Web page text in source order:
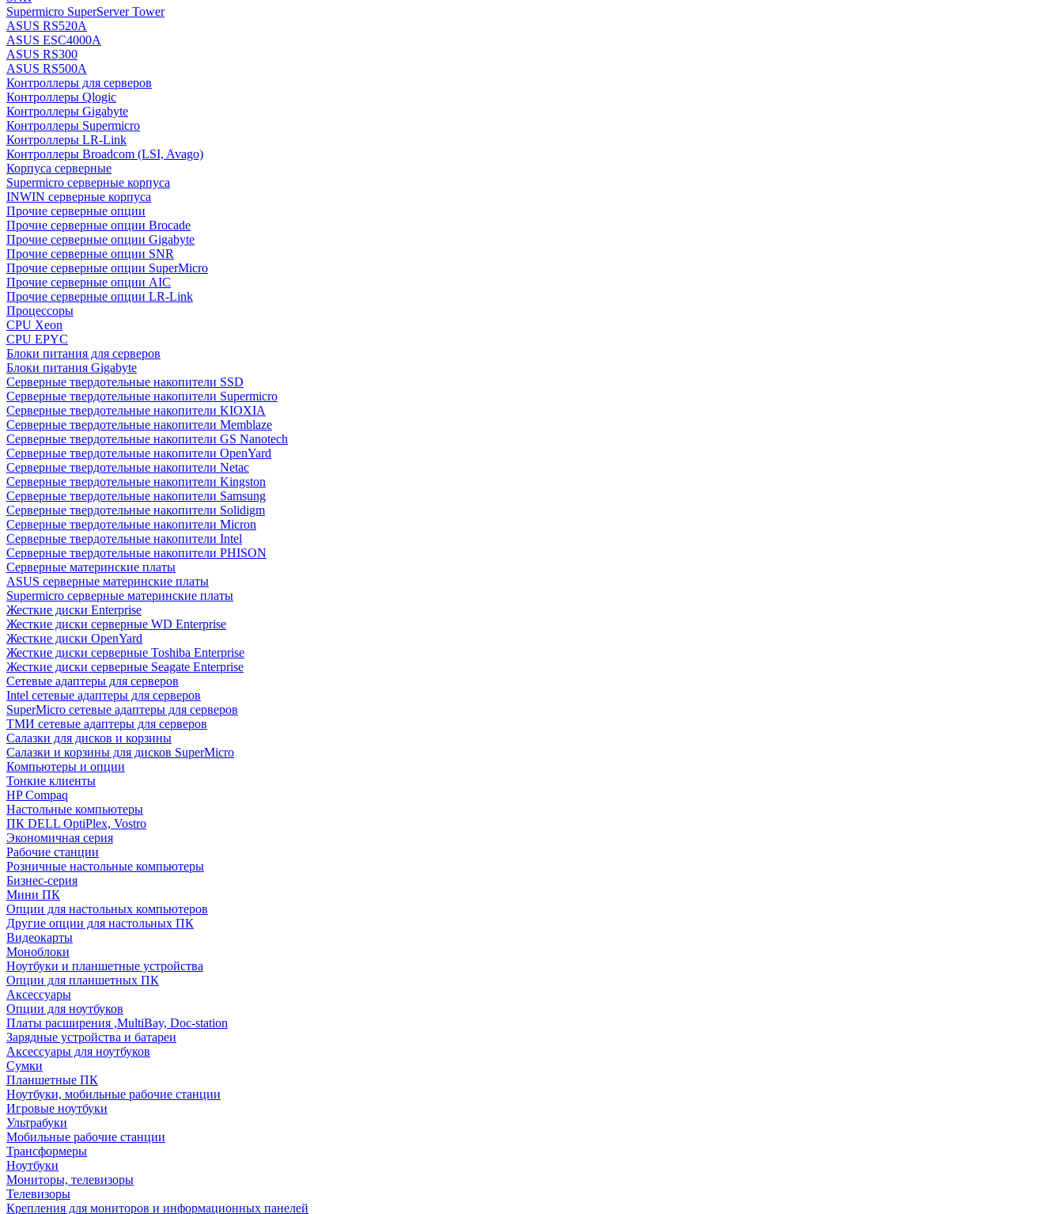
Supermicro SuperServer Tower
ASUS RS520A
ASUS ESC4000A
ASUS RS300
ASUS RS500A
Контроллеры для серверов
Контроллеры Qlogic
Контроллеры Gigabyte
Контроллеры Supermicro
Контроллеры LR-Link
Контроллеры Broadcom (LSI, Avago)
Корпуса серверные
Supermicro серверные корпуса
INWIN серверные корпуса
Прочие серверные опции
Прочие серверные опции Brocade
Прочие серверные опции Gigabyte
Прочие серверные опции SNR
Прочие серверные опции SuperMicro
Прочие серверные опции AIC
Прочие серверные опции LR-Link
Процессоры
CPU Xeon
CPU EPYC
Блоки питания для серверов
Блоки питания Gigabyte
Серверные твердотельные накопители SSD
Cерверные твердотельные накопители Supermicro
Cерверные твердотельные накопители KIOXIA
Cерверные твердотельные накопители Memblaze
Cерверные твердотельные накопители GS Nanotech
Серверные твердотельные накопители OpenYard
Серверные твердотельные накопители Netac
Cерверные твердотельные накопители Kingston
Cерверные твердотельные накопители Samsung
Cерверные твердотельные накопители Solidigm
Cерверные твердотельные накопители Micron
Cерверные твердотельные накопители Intel
Cерверные твердотельные накопители PHISON
Серверные материнские платы
ASUS серверные материнские платы
Supermicro серверные материнские платы
Жесткие диски Enterprise
Жесткие диски серверные WD Enterprise
Жесткие диски OpenYard
Жесткие диски серверные Toshiba Enterprise
Жесткие диски серверные Seagate Enterprise
Сетевые адаптеры для серверов
Intel сетевые адаптеры для серверов
SuperMicro сетевые адаптеры для серверов
ТМИ сетевые адаптеры для серверов
Салазки для дисков и корзины
Салазки и корзины для дисков SuperMicro
Компьютеры и опции
Тонкие клиенты
HP Compaq
Настольные компьютеры
ПК DELL OptiPlex, Vostro
Экономичная серия
Рабочие станции
Розничные настольные компьютеры
Бизнес-серия
Мини ПК
Опции для настольных компьютеров
Другие опции для настольных ПК
Видеокарты
Моноблоки
Ноутбуки и планшетные устройства
Опции для планшетных ПК
Аксессуары
Опции для ноутбуков
Платы расширения ,MultiBay, Doc-station
Зарядные устройства и батареи
Аксессуары для ноутбуков
Сумки
Планшетные ПК
Ноутбуки, мобильные рабочие станции
Игровые ноутбуки
Ультрабуки
Мобильные рабочие станции
Трансформеры
Ноутбуки
Мониторы, телевизоры
Телевизоры
Крепления для мониторов и информационных панелей